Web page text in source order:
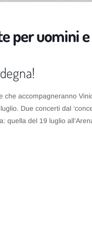
per uomini
che accompagneranno
Due concerti dal
quella del 19 luglio